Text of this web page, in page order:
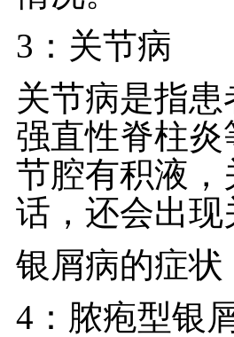
3：关节病
关节病是指
强直性脊柱
节腔有积液
话，还会出现
银屑病的症状
4：脓疱型银